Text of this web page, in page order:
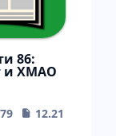
86:
и ХМАО
79
12.21 MB